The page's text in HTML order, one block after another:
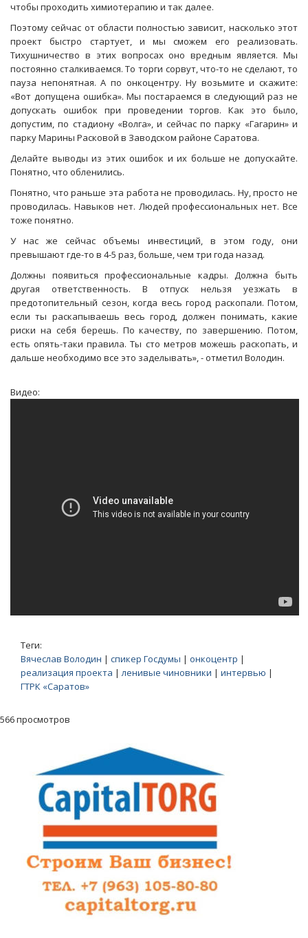
чтобы проходить химиотерапию и так далее.
Поэтому сейчас от области полностью зависит, насколько этот
проект быстро стартует, и мы сможем его реализовать.
Тихушничество в этих вопросах оно вредным является. Мы
постоянно сталкиваемся. То торги сорвут, что-то не сделают, то
пауза непонятная. А по онкоцентру. Ну возьмите и скажите:
«Вот допущена ошибка». Мы постараемся в следующий раз не
допускать ошибок при проведении торгов. Как это было,
допустим, по стадиону «Волга», и сейчас по парку «Гагарин» и
парку Марины Расковой в Заводском районе Саратова.
Делайте выводы из этих ошибок и их больше не допускайте.
Понятно, что обленились.
Понятно, что раньше эта работа не проводилась. Ну, просто не
проводилась. Навыков нет. Людей профессиональных нет. Все
тоже понятно.
У нас же сейчас объемы инвестиций, в этом году, они
превышают где-то в 4-5 раз, больше, чем три года назад.
Должны появиться профессиональные кадры. Должна быть
другая ответственность. В отпуск нельзя уезжать в
предотопительный сезон, когда весь город раскопали. Потом,
если ты раскапываешь весь город, должен понимать, какие
риски на себя берешь. По качеству, по завершению. Потом,
есть опять-таки правила. Ты сто метров можешь раскопать, и
дальше необходимо все это заделывать», - отметил Володин.
Видео:
Теги:
Вячеслав Володин | спикер Госдумы | онкоцентр |
реализация проекта |ленивые чиновники | интервью |
ГТРК «Саратов»
566 просмотров